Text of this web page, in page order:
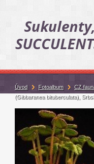
Úvod Fotoalbum CZ
(Gibbaranea bituberculata),